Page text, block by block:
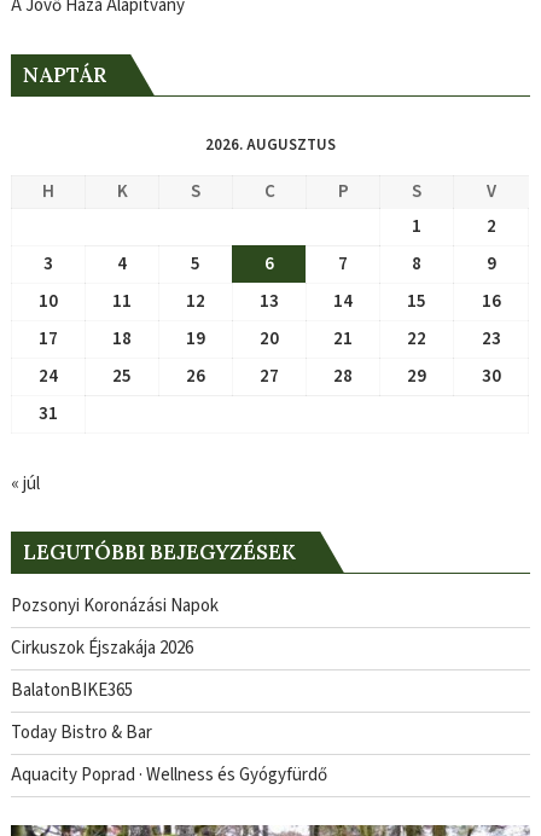
A Jövő Háza Alapítvány
NAPTÁR
2026. AUGUSZTUS
H K S C P S
V
1
2
3
4 5 6 7 8
9
10
11 12 13 14 15
16
17
18 19 20 21 22
23
24
25 26 27 28 29
30
31
« júl
LEGUTÓBBI BEJEGYZÉSEK
Pozsonyi Koronázási Napok
Cirkuszok Éjszakája 2026
BalatonBIKE365
Today Bistro & Bar
Aquacity Poprad · Wellness és Gyógyfürdő